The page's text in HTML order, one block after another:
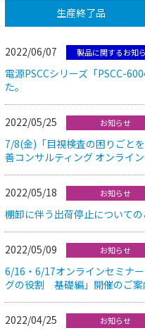
生産終了品
2022/06/07 製品に関するお知
電源PSCCシリーズ「PSCC-
た。
2022/05/25 お知らせ
7/8(金)「目視検査の困りごと
善コンサルティング オンライ
2022/05/18 お知らせ
棚卸に伴う出荷停止について
2022/05/09 お知らせ
6/16・6/17オンラインセミナ
グの役割 基礎編」開催のご案
2022/04/25 お知らせ